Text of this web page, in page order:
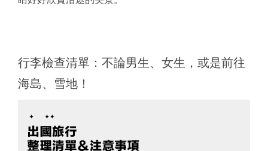
行李檢查清單：不論男生、女生，或是前往
海島、雪地！